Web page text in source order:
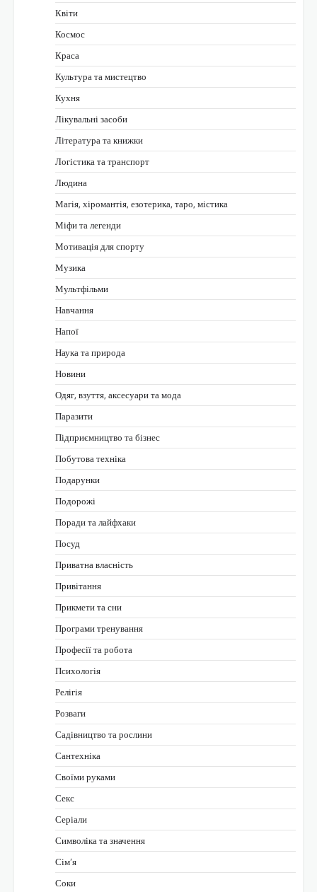
Квіти
Космос
Краса
Культура та мистецтво
Кухня
Лікувальні засоби
Література та книжки
Логістика та транспорт
Людина
Магія, хіромантія, езотерика, таро, містика
Міфи та легенди
Мотивація для спорту
Музика
Мультфільми
Навчання
Напої
Наука та природа
Новини
Одяг, взуття, аксесуари та мода
Паразити
Підприємництво та бізнес
Побутова техніка
Подарунки
Подорожі
Поради та лайфхаки
Посуд
Приватна власність
Привітання
Прикмети та сни
Програми тренування
Професії та робота
Психологія
Релігія
Розваги
Садівництво та рослини
Сантехніка
Своїми руками
Секс
Серіали
Символіка та значення
Сім’я
Соки